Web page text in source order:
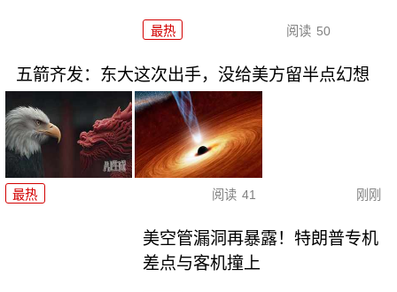
最热 阅读 50
五箭齐发：东大这次出手，没给美方留半点幻想
最热 阅读 41 刚刚
美空管漏洞再暴露！特朗普专机
差点与客机撞上